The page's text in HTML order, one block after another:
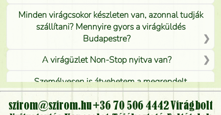
Minden virágcsokor készleten van, azonnal tudják
szállítani? Mennyire gyors a virágküldés
Budapestre?
A virágüzlet Non-Stop nyitva van?
Személyesen is átvehetem a megrendelt
virágcsokrot, vagy csak virágküldéssel, kiszállítással
kérhető?
szirom@szirom.hu +36 70 506 4442Virágbolt